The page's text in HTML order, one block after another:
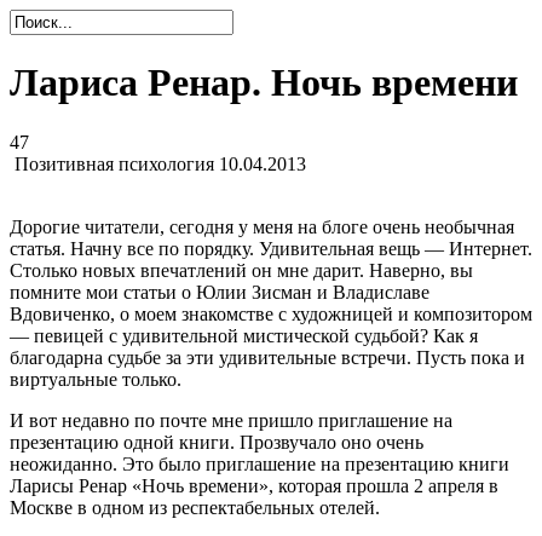
Лариса Ренар. Ночь времени
47
Позитивная психология 10.04.2013
Дорогие читатели, сегодня у меня на блоге очень необычная
статья. Начну все по порядку. Удивительная вещь — Интернет.
Столько новых впечатлений он мне дарит. Наверно, вы
помните мои статьи о Юлии Зисман и Владиславе
Вдовиченко, о моем знакомстве с художницей и композитором
— певицей с удивительной мистической судьбой? Как я
благодарна судьбе за эти удивительные встречи. Пусть пока и
виртуальные только.
И вот недавно по почте мне пришло приглашение на
презентацию одной книги. Прозвучало оно очень
неожиданно. Это было приглашение на презентацию книги
Ларисы Ренар «Ночь времени», которая прошла 2 апреля в
Москве в одном из респектабельных отелей.